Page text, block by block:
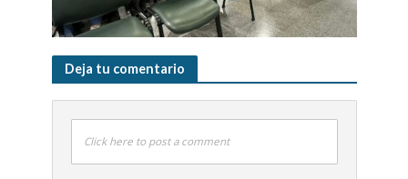
Deja tu comentario
Click here to post a comment